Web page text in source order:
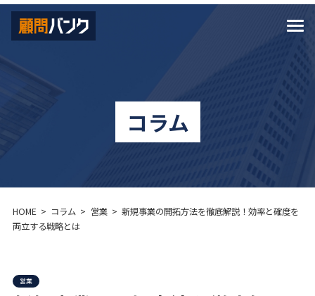
コラム
HOME コラム 営業
新規事業の開拓方法を徹底解説！効率と確度を
両立する戦略とは
営業